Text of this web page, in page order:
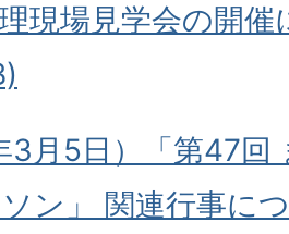
現場見学会の開
3月5日）「第47
ン」 関連行事に